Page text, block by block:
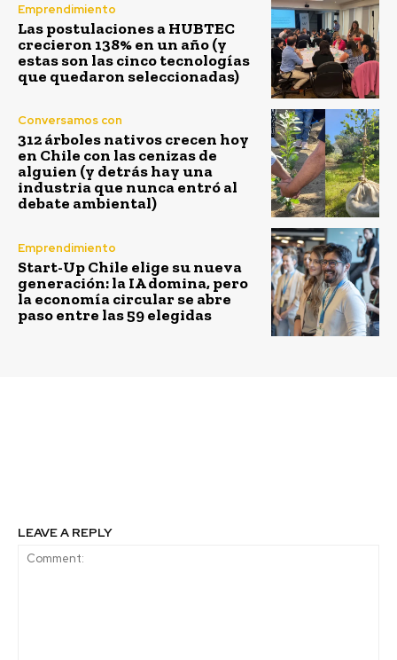
Emprendimiento
Las postulaciones a HUBTEC
crecieron 138% en un año (y
estas son las cinco tecnologías
que quedaron seleccionadas)
Conversamos con
312 árboles nativos crecen hoy
en Chile con las cenizas de
alguien (y detrás hay una
industria que nunca entró al
debate ambiental)
Emprendimiento
Start-Up Chile elige su nueva
generación: la IA domina, pero
la economía circular se abre
paso entre las 59 elegidas
LEAVE A REPLY